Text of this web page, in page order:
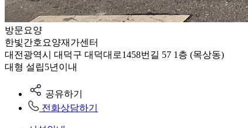
방문요양
한빛간호요양재가센터
대전광역시 대덕구 대덕대로1458번길 57 1층 (목상동)
대형 설립5년이내
공유하기
전화상담하기